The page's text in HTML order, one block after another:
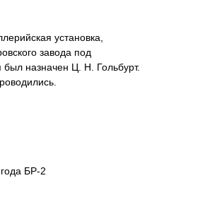
установка,
завода под
назначен Ц. Н. Гольбурт.
БР-2